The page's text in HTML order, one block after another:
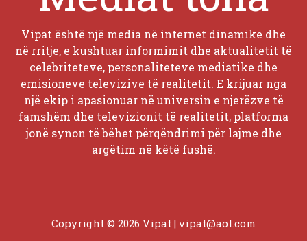
Vipat është një media në internet dinamike dhe
në rritje, e kushtuar informimit dhe aktualitetit të
celebriteteve, personaliteteve mediatike dhe
emisioneve televizive të realitetit. E krijuar nga
një ekip i apasionuar në universin e njerëzve të
famshëm dhe televizionit të realitetit, platforma
jonë synon të bëhet përqëndrimi për lajme dhe
argëtim në këtë fushë.
Copyright © 2026 Vipat | vipat@aol.com